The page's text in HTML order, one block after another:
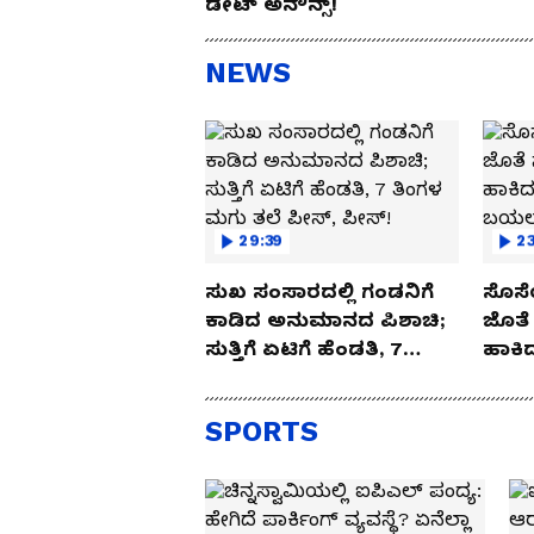
NEWS
29:39
ಸುಖ ಸಂಸಾರದಲ್ಲಿ ಗಂಡನಿಗೆ
ಕಾಡಿದ ಅನುಮಾನದ ಪಿಶಾಚಿ;
ಸುತ್ತಿಗೆ ಏಟಿಗೆ ಹೆಂಡತಿ, 7
ಪೀಸ್!
ಜೊತೆ
SPORTS